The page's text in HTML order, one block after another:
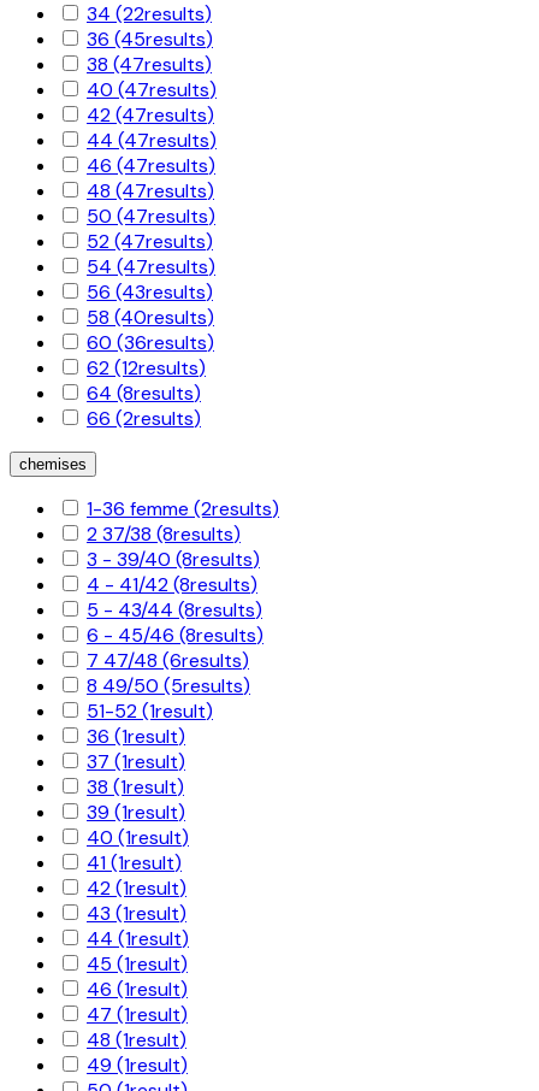
34 (22results)
36 (45results)
38 (47results)
40 (47results)
42(47results)
44 (47results)
46 (47results)
48 (47results)
50 (47results)
52(47results)
54 (47results)
56 (43results)
58 (40results)
60 (36results)
62(12results)
64 (8results)
66 (2results)
chemises
1-36 femme (2results)
2 37/38 (8results)
3 - 39/40 (8results)
4 - 41/42(8results)
5 - 43/44 (8results)
6 - 45/46 (8results)
7 47/48 (6results)
8 49/50 (5results)
51-52(1result)
36 (1result)
37 (1result)
38 (1result)
39 (1result)
40 (1result)
41(1result)
42(1result)
43 (1result)
44 (1result)
45 (1result)
46 (1result)
47 (1result)
48 (1result)
49 (1result)